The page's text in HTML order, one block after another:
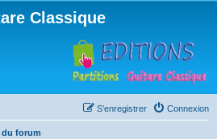
Classique
Connexion
S’enregistrer
du forum